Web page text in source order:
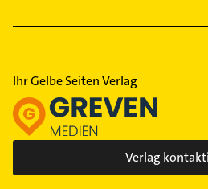
Ihr Gelbe Seiten Verlag
Verlag